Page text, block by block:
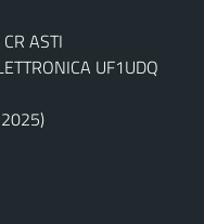
ASTI
UF1UDQ